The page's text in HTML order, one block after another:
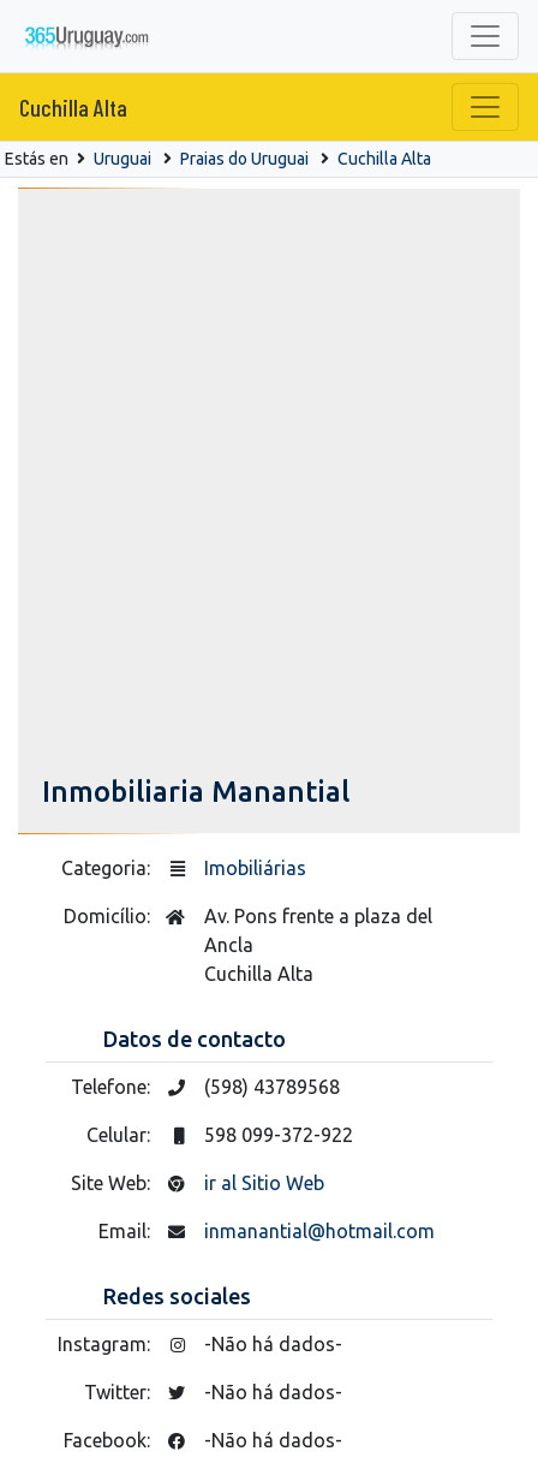
Cuchilla Alta
Estás en Uruguai Praias do Uruguai Cuchilla Alta
Inmobiliaria Manantial
Categoria: Imobiliárias
Domicílio:
Av. Pons frente a plaza del
Ancla
Cuchilla Alta
Datos de contacto
Telefone: (598) 43789568
Celular: 598 099-372-922
Site Web: ir al Sitio Web
Email: inmanantial@hotmail.com
Redes sociales
Instagram: -Não há dados-
Twitter: -Não há dados-
Facebook: -Não há dados-